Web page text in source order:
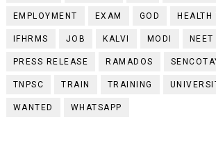
EMPLOYMENT EXAM GOD HEALTH
IFHRMS JOB KALVI MODI NEET
PRESS RELEASE RAMADOS
TNPSC TRAIN TRAINING
WANTED WHATSAPP